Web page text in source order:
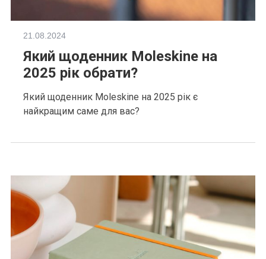
21.08.2024
Який щоденник Moleskine на
2025 рік обрати?
Який щоденник Moleskine на 2025 рік є
найкращим саме для вас?